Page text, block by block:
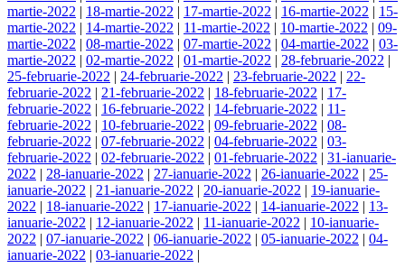
martie-2022 | 18-martie-2022 | 17-martie-2022 | 16-martie-2022 | 15-
martie-2022 | 14-martie-2022 | 11-martie-2022 | 10-martie-2022 | 09-
martie-2022 | 08-martie-2022 | 07-martie-2022 | 04-martie-2022 | 03-
martie-2022 | 02-martie-2022 | 01-martie-2022 | 28-februarie-2022 |
25-februarie-2022 | 24-februarie-2022 | 23-februarie-2022 | 22-
februarie-2022 | 21-februarie-2022 | 18-februarie-2022 | 17-
februarie-2022 | 16-februarie-2022 | 14-februarie-2022 | 11-
februarie-2022 | 10-februarie-2022 | 09-februarie-2022 | 08-
februarie-2022 | 07-februarie-2022 | 04-februarie-2022 | 03-
februarie-2022 | 02-februarie-2022 | 01-februarie-2022 | 31-ianuarie-
2022 | 28-ianuarie-2022 | 27-ianuarie-2022 | 26-ianuarie-2022 | 25-
ianuarie-2022 | 21-ianuarie-2022 | 20-ianuarie-2022 | 19-ianuarie-
2022 | 18-ianuarie-2022 | 17-ianuarie-2022 | 14-ianuarie-2022 | 13-
ianuarie-2022 | 12-ianuarie-2022 | 11-ianuarie-2022 | 10-ianuarie-
2022 | 07-ianuarie-2022 | 06-ianuarie-2022 | 05-ianuarie-2022 | 04-
ianuarie-2022 | 03-ianuarie-2022 |